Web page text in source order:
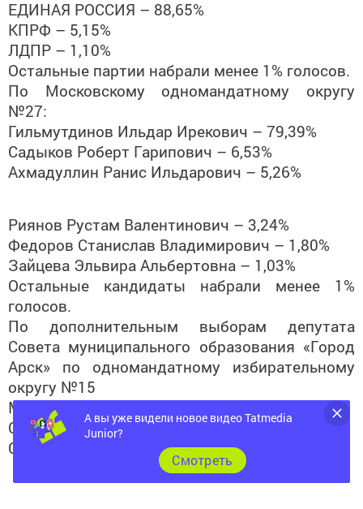
КПРФ – 5,15%
ЛДПР – 1,10%
Остальные партии набрали менее 1% голосов.
По Московскому одномандатному округу
№27:
Гильмутдинов Ильдар Ирекович – 79,39%
Садыков Роберт Гарипович – 6,53%
Ахмадуллин Ранис Ильдарович – 5,26%
Федоров Станислав Владимирович – 1,80%
Зайцева Эльвира Альбертовна – 1,03%
Остальные кандидаты набрали менее 1%
голосов.
По дополнительным выборам депутата
Совета муниципального образования «Город
Арск» по одномандатному избирательному
округу №15
Минашаева Рамзия Рахимзяновна – 77,64%
Сафина Миляуша Шамильевна – 12,82%
Сафин Назих Вазихович – 9,53%
А вы уже видели новое видео Tatmedia
Junior?
Cмотреть